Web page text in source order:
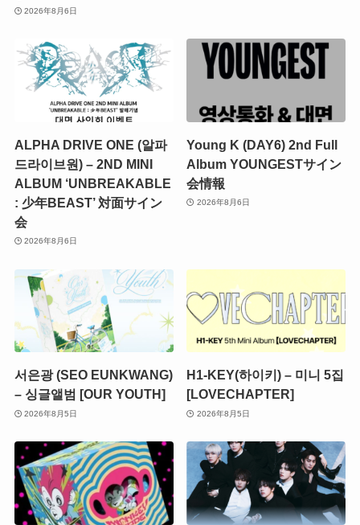
2026年8月6日
ALPHA DRIVE ONE (알파
드라이브원) – 2ND MINI
ALBUM ‘UNBREAKABLE
: 少年BEAST’ 対面サイン
会
2026年8月6日
Young K (DAY6) 2nd Full
Album YOUNGESTサイン
会情報
2026年8月6日
서은광 (SEO EUNKWANG)
– 싱글앨범 [OUR YOUTH]
2026年8月5日
H1-KEY(하이키) – 미니 5집
[LOVECHAPTER]
2026年8月5日